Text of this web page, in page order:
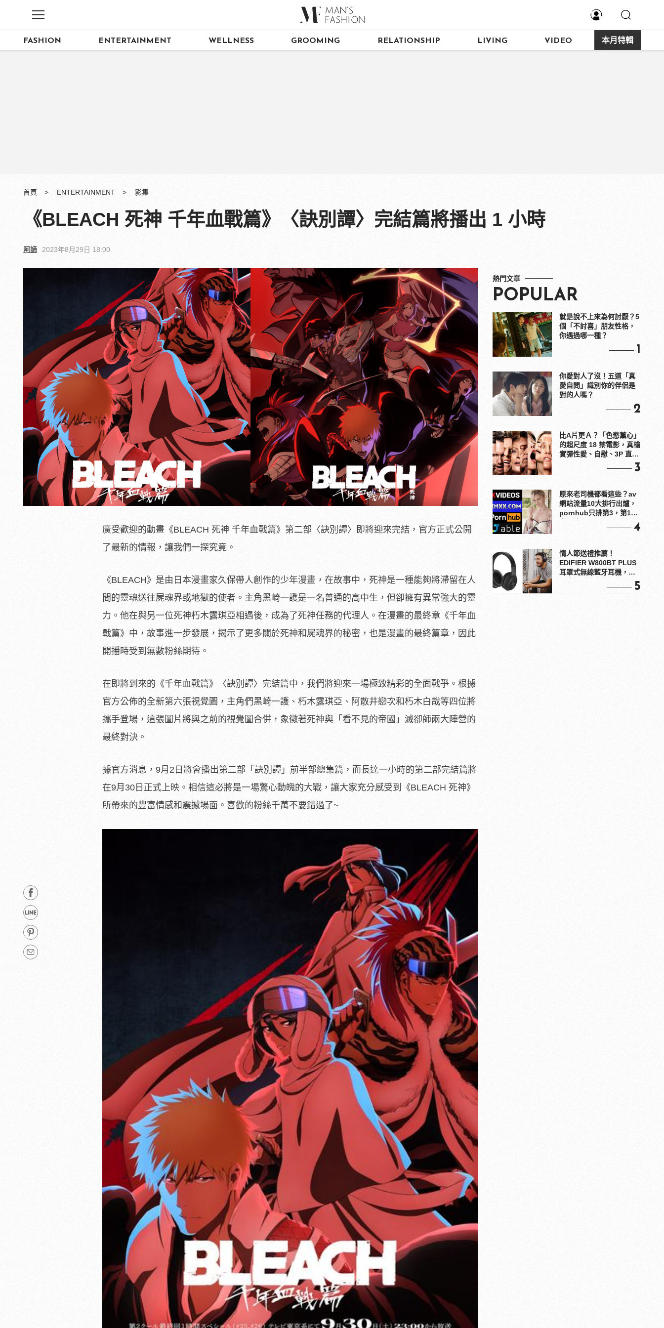
FASHION ENTERTAINMENT WELLNESS GROOMING RELATIONSHIP LIVING VIDEO 本月特輯
首頁 ENTERTAINMENT 影集
《BLEACH 死神 千年血戰篇》〈訣別譚〉完結篇將播出 1 小時
阿諦 2023年8月29日 18:00
廣受歡迎的動畫《BLEACH 死神 千年血戰篇》第二部〈訣別譚〉即將迎來完結，官方正式公開
了最新的情報，讓我們一探究竟。
《BLEACH》是由日本漫畫家久保帶人創作的少年漫畫，在故事中，死神是一種能夠將滯留在人
間的靈魂送往屍魂界或地獄的使者。主角黑崎一護是一名普通的高中生，但卻擁有異常強大的靈
力。他在與另一位死神朽木露琪亞相遇後，成為了死神任務的代理人。在漫畫的最終章《千年血
戰篇》中，故事進一步發展，揭示了更多關於死神和屍魂界的秘密，也是漫畫的最終篇章，因此
開播時受到無數粉絲期待。
在即將到來的《千年血戰篇》〈訣別譚〉完結篇中，我們將迎來一場極致精彩的全面戰爭。根據
官方公佈的全新第六張視覺圖，主角們黑崎一護、朽木露琪亞、阿散井戀次和朽木白哉等四位將
攜手登場，這張圖片將與之前的視覺圖合併，象徵著死神與「看不見的帝國」滅卻師兩大陣營的
最終對決。
據官方消息，9月2日將會播出第二部「訣別譚」前半部總集篇，而長達一小時的第二部完結篇將
在9月30日正式上映。相信這必將是一場驚心動魄的大戰，讓大家充分感受到《BLEACH 死神》
所帶來的豐富情感和震撼場面。喜歡的粉絲千萬不要錯過了~
熱門文章
POPULAR
就是說不上來為何討厭？5
個「不討喜」朋友性格，
你遇過哪一種？
1
你愛對人了沒！五道「真
愛自問」識別你的伴侶是
對的人嗎？
2
比A片更Ａ？「色慾薰心」
的超尺度 18 禁電影，真槍
實彈性愛、自慰、3P 直接
3
原來老司機都看這些？av
網站流量10大排行出爐，
pornhub只排第3，第1名
4
情人節送禮推薦！
EDIFIER W800BT PLUS
耳罩式無線藍牙耳機，在
5